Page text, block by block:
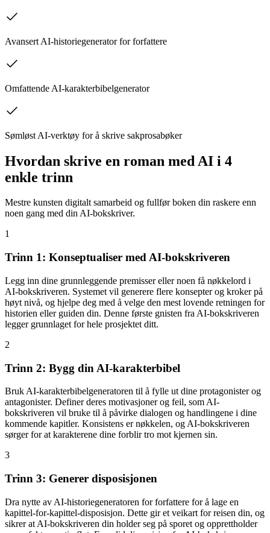
Avansert AI-historiegenerator for forfattere
Omfattende AI-karakterbibelgenerator
Sømløst AI-verktøy for å skrive sakprosabøker
Hvordan skrive en roman med AI i 4
enkle trinn
Mestre kunsten digitalt samarbeid og fullfør boken din raskere enn
noen gang med din AI-bokskriver.
1
Trinn 1: Konseptualiser med AI-bokskriveren
Legg inn dine grunnleggende premisser eller noen få nøkkelord i
AI-bokskriveren. Systemet vil generere flere konsepter og kroker på
høyt nivå, og hjelpe deg med å velge den mest lovende retningen for
historien eller guiden din. Denne første gnisten fra AI-bokskriveren
legger grunnlaget for hele prosjektet ditt.
2
Trinn 2: Bygg din AI-karakterbibel
Bruk AI-karakterbibelgeneratoren til å fylle ut dine protagonister og
antagonister. Definer deres motivasjoner og feil, som AI-
bokskriveren vil bruke til å påvirke dialogen og handlingene i dine
kommende kapitler. Konsistens er nøkkelen, og AI-bokskriveren
sørger for at karakterene dine forblir tro mot kjernen sin.
3
Trinn 3: Generer disposisjonen
Dra nytte av AI-historiegeneratoren for forfattere for å lage en
kapittel-for-kapittel-disposisjon. Dette gir et veikart for reisen din, og
sikrer at AI-bokskriveren din holder seg på sporet og opprettholder